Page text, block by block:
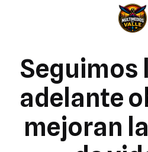
Seguimos
adelante
mejoran